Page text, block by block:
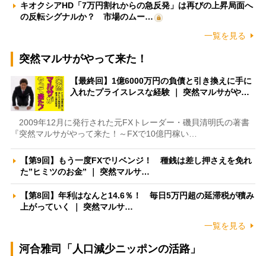
キオクシアHD「7万円割れからの急反発」は再びの上昇局面へ
の反転シグナルか？ 市場のムー…
一覧を見る
突然マルサがやって来た！
【最終回】1億6000万円の負債と引き換えに手に
入れたプライスレスな経験 ｜ 突然マルサがや…
2009年12月に発行された元FXトレーダー・磯貝清明氏の著書
『突然マルサがやって来た！～FXで10億円稼い…
【第9回】もう一度FXでリベンジ！ 種銭は差し押さえを免れ
た”ヒミツのお金” ｜ 突然マルサ…
【第8回】年利はなんと14.6％！ 毎日5万円超の延滞税が積み
上がっていく ｜ 突然マルサ…
一覧を見る
河合雅司「人口減少ニッポンの活路」